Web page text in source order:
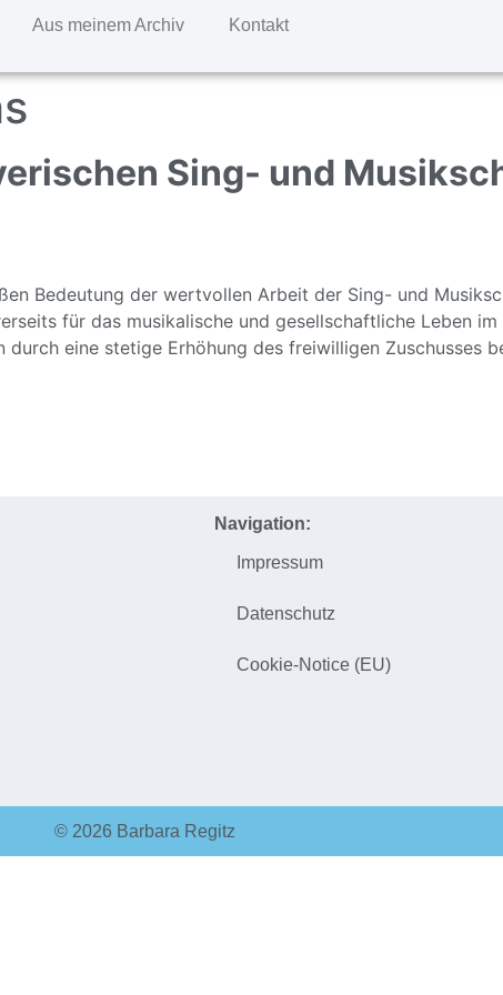
Aus meinem Archiv Kontakt
Sing- und
Bedeutung der wertvollen Arbeit der Sing- und
für das musikalische und gesellschaftliche Leben
eine stetige Erhöhung des freiwilligen Zuschusses
Navigation:
Impressum
Datenschutz
Cookie-Notice (EU)
© 2026 Barbara Regitz